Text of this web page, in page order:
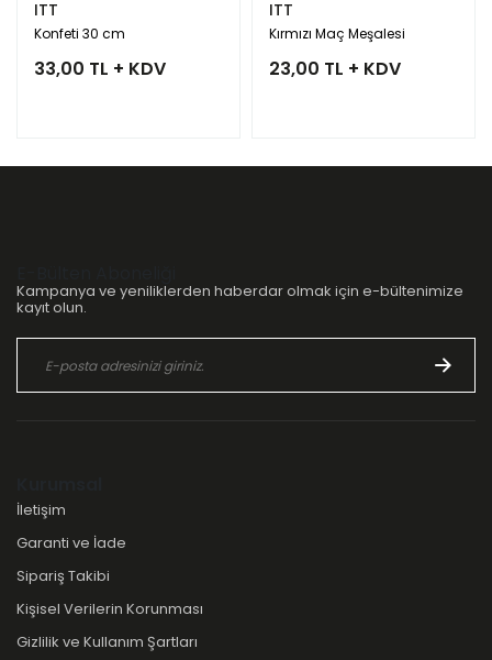
ITT
Konfeti 30 cm
33,00 TL + KDV
ITT
Kırmızı Maç Meşalesi
23,00 TL + KDV
Kampanya ve yeniliklerden haberdar olmak için e-bültenimize
kayıt olun.
İletişim
Garanti ve İade
Sipariş Takibi
Kişisel Verilerin Korunması
Gizlilik ve Kullanım Şartları